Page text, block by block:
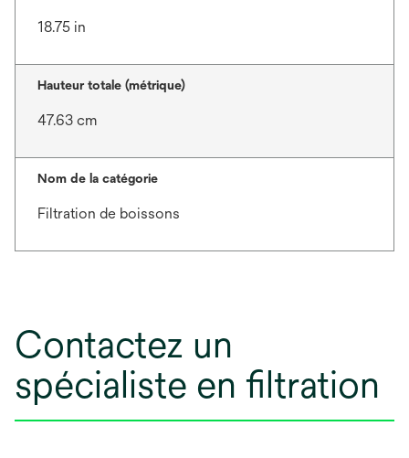
18.75 in
Hauteur totale (métrique)
47.63 cm
Nom de la catégorie
Filtration de boissons
Contactez un
spécialiste en filtration